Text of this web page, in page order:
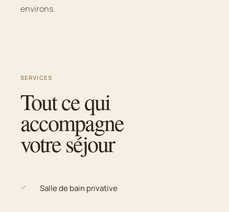
environs.
SERVICES
Tout ce qui
accompagne
votre séjour
✓ Salle de bain privative